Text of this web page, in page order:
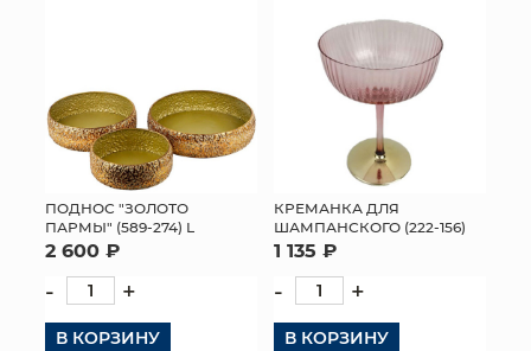
ИСКУССТВЕННЫЕ ЦВЕТЫ
ПАКЕТЫ И СУМКИ
ПОДАРОЧНЫЕ КАРТЫ
ОПТОВЫМ КЛИЕНТАМ
ДОСТАВКА И ОПЛАТА
КОНТАКТЫ
ПОДНОС "ЗОЛОТО
ПАРМЫ" (589-274) L
2 600 ₽
- +
В КОРЗИНУ
КРЕМАНКА ДЛЯ
ШАМПАНСКОГО (222-156)
1 135 ₽
- +
В КОРЗИНУ